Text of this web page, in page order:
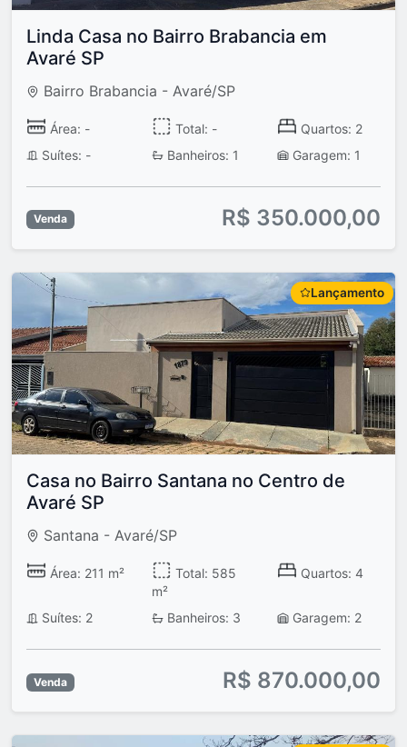
Linda Casa no Bairro Brabancia em
Avaré SP
Bairro Brabancia - Avaré/SP
Área: - Total: -
Quartos: 2
Suítes: -
Banheiros: 1 Garagem: 1
Venda R$ 350.000,00
Lançamento
Casa no Bairro Santana no Centro de
Avaré SP
Santana - Avaré/SP
Área: 211 m²
Total: 585
m²
Quartos: 4
Suítes: 2 Banheiros: 3 Garagem: 2
Venda R$ 870.000,00